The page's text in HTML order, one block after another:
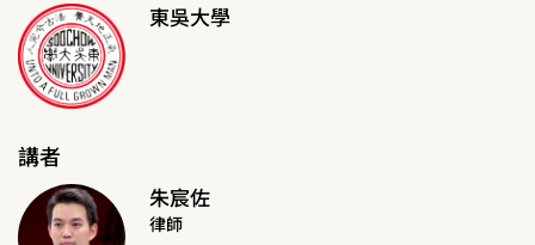
東吳大學
講者
朱宸佐
律師